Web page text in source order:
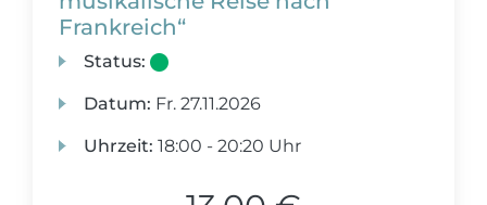
Frankreich“
Status:
Datum: Fr. 27.11.2026
Uhrzeit: 18:00 - 20:20 Uhr